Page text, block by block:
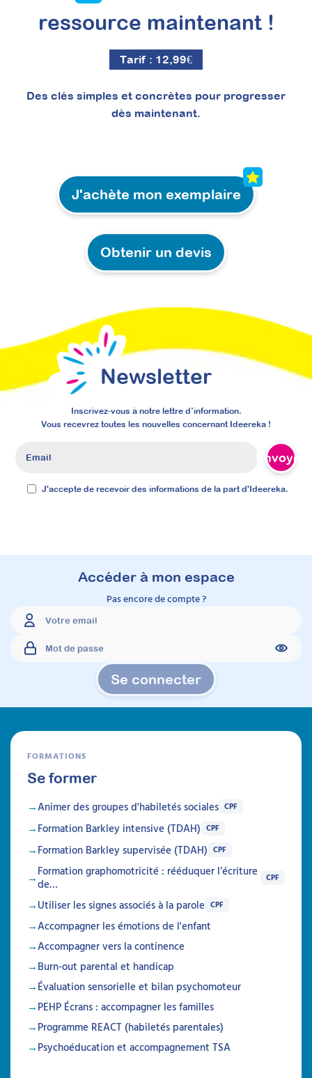
À découvrir
Les signes associés à la
parole : Outil clé pour vos
Attestation de participation
vos équipes, améliorez la communication
avec les usagers et favorisez une inclusion
durable
Durée 14h
Articles
Expression et
communication en MAS-
FAM
RBPP HAS Qualité de vie en MAS-FAM de
Améliorer la qualité de vie de chacun et
chacune, favoriser l'autodétermination,
faciliter l'expression et la compréhension...
ressource maintenant !
Tarif : 12,99€
Des clés simples et concrètes pour progresser
dès maintenant.
J'achète mon exemplaire
Obtenir un devis
Newsletter
Inscrivez-vous à notre lettre d’information.
Vous recevrez toutes les nouvelles concernant Ideereka !
Envoyer
J'accepte de recevoir des informations de la part d'Ideereka.
Accéder à mon espace
Pas encore de compte ?
Se connecter
FORMATIONS
Se former
Animer des groupes d'habiletés sociales CPF
Formation Barkley intensive (TDAH) CPF
Formation Barkley supervisée (TDAH) CPF
Formation graphomotricité : rééduquer l’écriture
de…
CPF
Utiliser les signes associés à la parole CPF
Accompagner les émotions de l'enfant
Accompagner vers la continence
Burn-out parental et handicap
Évaluation sensorielle et bilan psychomoteur
PEHP Écrans : accompagner les familles
Programme REACT (habiletés parentales)
Psychoéducation et accompagnement TSA